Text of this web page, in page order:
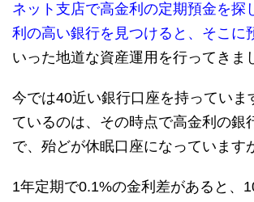
ネット支店で高金利の定期預金を探
利の高い銀行を見つけると、そこに
いった地道な資産運用を行ってきま
今では40近い銀行口座を持っていま
ているのは、その時点で高金利の銀
で、殆どが休眠口座になっています
1年定期で0.1%の金利差があると、